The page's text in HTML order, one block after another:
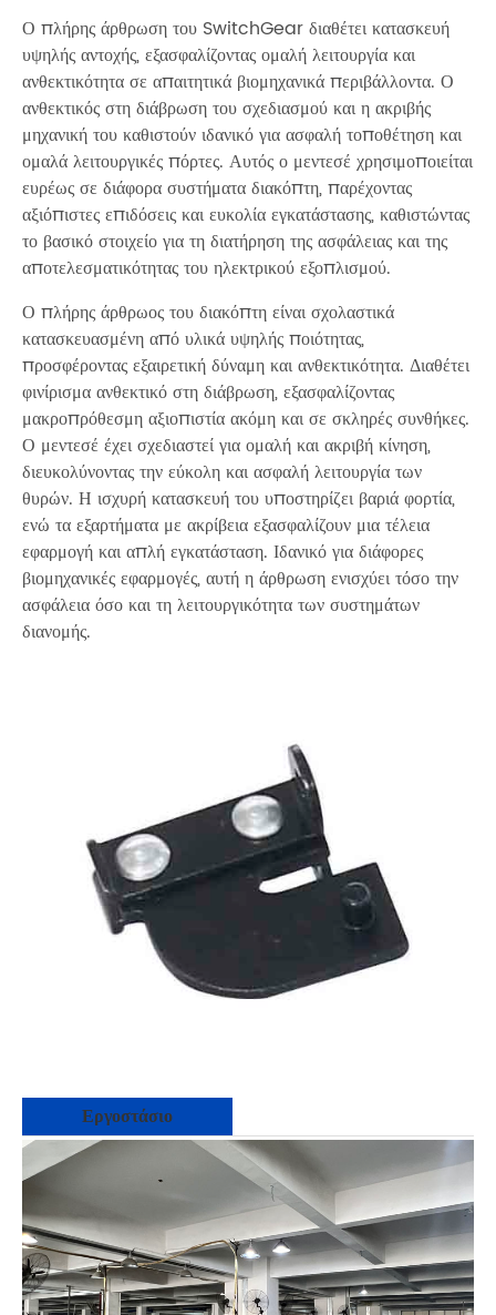
Ο πλήρης άρθρωση του SwitchGear διαθέτει κατασκευή
υψηλής αντοχής, εξασφαλίζοντας ομαλή λειτουργία και
ανθεκτικότητα σε απαιτητικά βιομηχανικά περιβάλλοντα. Ο
ανθεκτικός στη διάβρωση του σχεδιασμού και η ακριβής
μηχανική του καθιστούν ιδανικό για ασφαλή τοποθέτηση και
ομαλά λειτουργικές πόρτες. Αυτός ο μεντεσέ χρησιμοποιείται
ευρέως σε διάφορα συστήματα διακόπτη, παρέχοντας
αξιόπιστες επιδόσεις και ευκολία εγκατάστασης, καθιστώντας
το βασικό στοιχείο για τη διατήρηση της ασφάλειας και της
αποτελεσματικότητας του ηλεκτρικού εξοπλισμού.
Ο πλήρης άρθρωος του διακόπτη είναι σχολαστικά
κατασκευασμένη από υλικά υψηλής ποιότητας,
προσφέροντας εξαιρετική δύναμη και ανθεκτικότητα. Διαθέτει
φινίρισμα ανθεκτικό στη διάβρωση, εξασφαλίζοντας
μακροπρόθεσμη αξιοπιστία ακόμη και σε σκληρές συνθήκες.
Ο μεντεσέ έχει σχεδιαστεί για ομαλή και ακριβή κίνηση,
διευκολύνοντας την εύκολη και ασφαλή λειτουργία των
θυρών. Η ισχυρή κατασκευή του υποστηρίζει βαριά φορτία,
ενώ τα εξαρτήματα με ακρίβεια εξασφαλίζουν μια τέλεια
εφαρμογή και απλή εγκατάσταση. Ιδανικό για διάφορες
βιομηχανικές εφαρμογές, αυτή η άρθρωση ενισχύει τόσο την
ασφάλεια όσο και τη λειτουργικότητα των συστημάτων
διανομής.
Εργοστάσιο